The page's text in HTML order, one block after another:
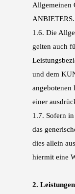
Allgemeinen
ANBIETERS.
1.6. Die
gelten auch
und dem
angebotenen
einer
1.7. Sofern
das
dies allein
hiermit eine
2. Leistungen